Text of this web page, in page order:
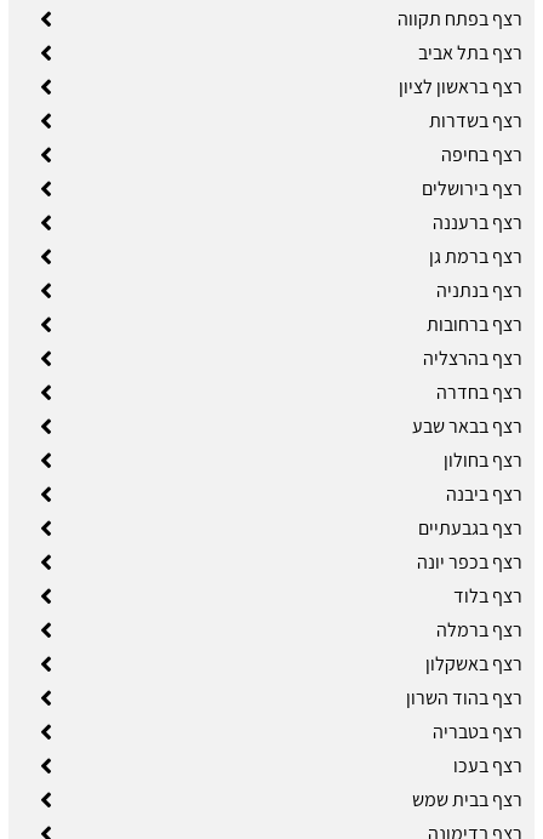
רצף בפתח תקווה
רצף בתל אביב
רצף בראשון לציון
רצף בשדרות
רצף בחיפה
רצף בירושלים
רצף ברעננה
רצף ברמת גן
רצף בנתניה
רצף ברחובות
רצף בהרצליה
רצף בחדרה
רצף בבאר שבע
רצף בחולון
רצף ביבנה
רצף בגבעתיים
רצף בכפר יונה
רצף בלוד
רצף ברמלה
רצף באשקלון
רצף בהוד השרון
רצף בטבריה
רצף בעכו
רצף בבית שמש